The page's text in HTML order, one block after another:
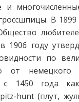
В 1899
году
по
от
с 1450 года
hunt (плут,